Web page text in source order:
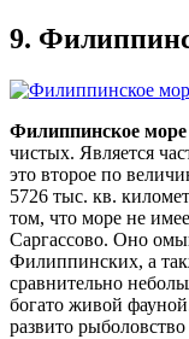
9.
Филиппинское море
чистых. Является
это второе по
5726 тыс. кв.
том, что море не
Саргассово. Оно
Филиппинских, а
сравнительно
богато живой
развито